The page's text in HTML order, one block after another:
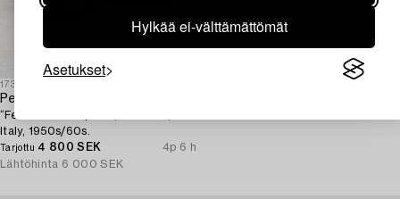
Hylkää ei-välttämättömät
Asetukset
1731456
Pedal car,
“Ferrari Indianapolis”, Giordani,
Italy, 1950s/60s.
Tarjottu 4 800 SEK
4p 6 h
Lähtöhinta 6 000 SEK